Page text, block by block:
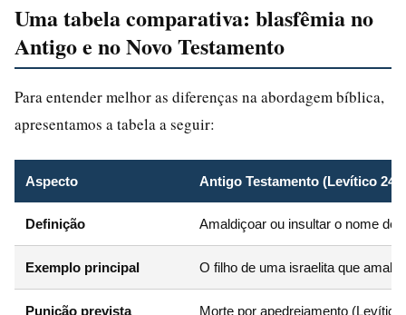
Uma tabela comparativa: blasfêmia no
Antigo e no Novo Testamento
Para entender melhor as diferenças na abordagem bíblica,
apresentamos a tabela a seguir:
Aspecto Antigo Testamento (Levítico 24)
Definição Amaldiçoar ou insultar o nome de
Exemplo principal O filho de uma israelita que
Punição prevista Morte por apedrejamento (Levítico